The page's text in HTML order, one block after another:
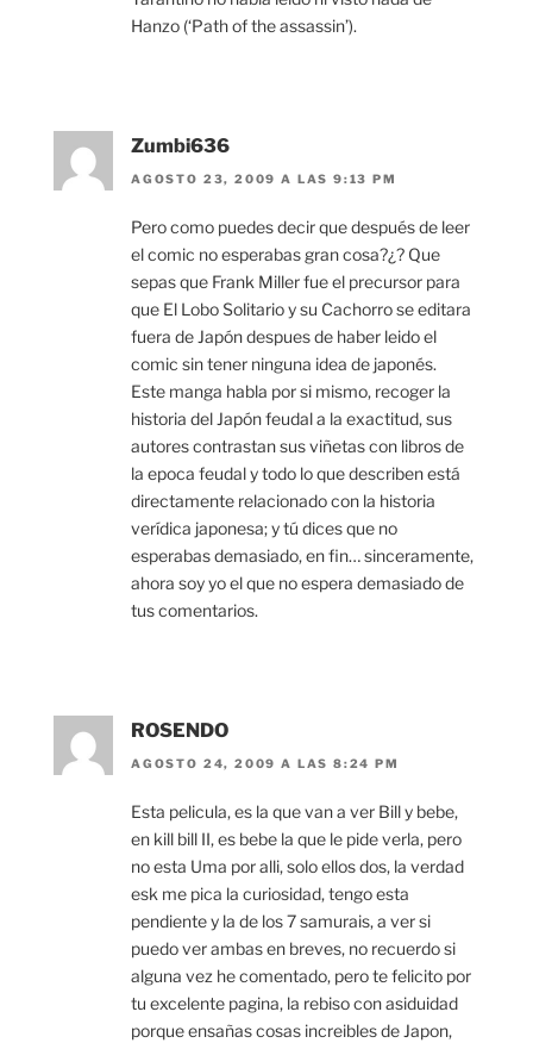
Hanzo (‘Path of the assassin’).
Zumbi636
AGOSTO 23, 2009 A LAS 9:13 PM
Pero como puedes decir que después de leer
el comic no esperabas gran cosa?¿? Que
sepas que Frank Miller fue el precursor para
que El Lobo Solitario y su Cachorro se editara
fuera de Japón despues de haber leido el
comic sin tener ninguna idea de japonés.
Este manga habla por si mismo, recoger la
historia del Japón feudal a la exactitud, sus
autores contrastan sus viñetas con libros de
la epoca feudal y todo lo que describen está
directamente relacionado con la historia
verídica japonesa; y tú dices que no
esperabas demasiado, en fin… sinceramente,
ahora soy yo el que no espera demasiado de
tus comentarios.
ROSENDO
AGOSTO 24, 2009 A LAS 8:24 PM
Esta pelicula, es la que van a ver Bill y bebe,
en kill bill II, es bebe la que le pide verla, pero
no esta Uma por alli, solo ellos dos, la verdad
esk me pica la curiosidad, tengo esta
pendiente y la de los 7 samurais, a ver si
puedo ver ambas en breves, no recuerdo si
alguna vez he comentado, pero te felicito por
tu excelente pagina, la rebiso con asiduidad
porque ensañas cosas increibles de Japon,